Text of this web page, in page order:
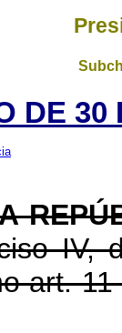
DE 30
IV,
art.